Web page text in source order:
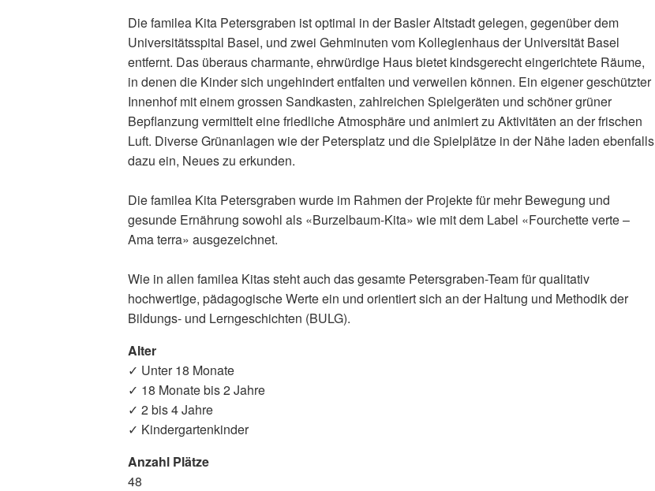
Die familea Kita Petersgraben ist optimal in der Basler Altstadt gelegen, gegenüber dem
Universitätsspital Basel, und zwei Gehminuten vom Kollegienhaus der Universität Basel
entfernt. Das überaus charmante, ehrwürdige Haus bietet kindsgerecht eingerichtete Räume,
in denen die Kinder sich ungehindert entfalten und verweilen können. Ein eigener geschützter
Innenhof mit einem grossen Sandkasten, zahlreichen Spielgeräten und schöner grüner
Bepflanzung vermittelt eine friedliche Atmosphäre und animiert zu Aktivitäten an der frischen
Luft. Diverse Grünanlagen wie der Petersplatz und die Spielplätze in der Nähe laden ebenfalls
dazu ein, Neues zu erkunden.
Die familea Kita Petersgraben wurde im Rahmen der Projekte für mehr Bewegung und
gesunde Ernährung sowohl als «Burzelbaum-Kita» wie mit dem Label «Fourchette verte –
Ama terra» ausgezeichnet.
Wie in allen familea Kitas steht auch das gesamte Petersgraben-Team für qualitativ
hochwertige, pädagogische Werte ein und orientiert sich an der Haltung und Methodik der
Bildungs- und Lerngeschichten (BULG).
Alter
✓ Unter 18 Monate
✓ 18 Monate bis 2 Jahre
✓ 2 bis 4 Jahre
✓ Kindergartenkinder
Anzahl Plätze
48